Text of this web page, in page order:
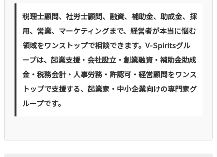
税理士顧問、社労士顧問、融資、補助金、助成金、採
用、営業、マーケティングまで、経営者が本当に悩む
領域をワンストップで相談できます。V-Spiritsグル
ープは、起業支援・会社設立・創業融資・補助金助成
金・税務会計・人事労務・許認可・経営顧問をワンス
トップで支援する、起業家・中小企業向けの専門家グ
ループです。